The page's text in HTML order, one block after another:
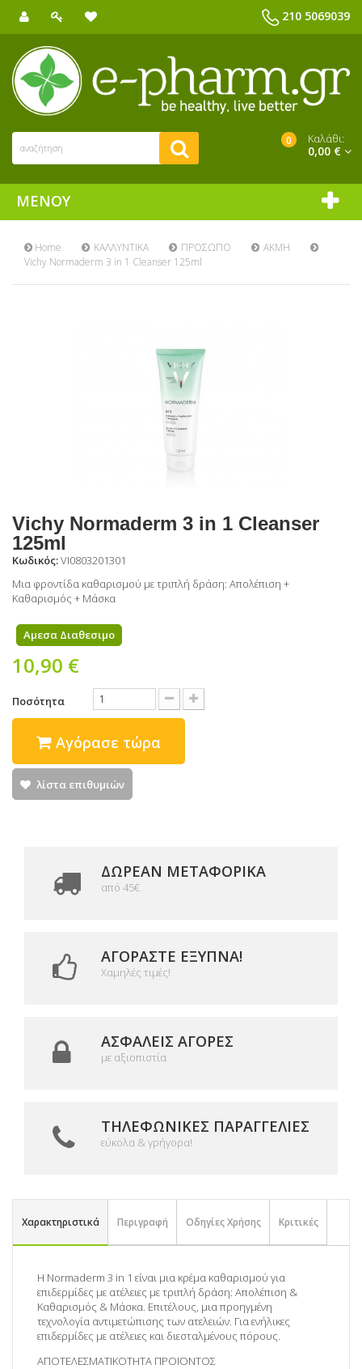
210 5069039
0 Καλάθι:
0,00 €
ΜΕΝΟΎ
Home ΚΑΛΛΥΝΤΙΚΑ ΠΡΟΣΩΠΟ
ΑΚΜΗ
Vichy Normaderm 3 in 1 Cleanser 125ml
Vichy Normaderm 3 in 1 Cleanser
125ml
Κωδικός:VI0803201301
Μια φροντίδα καθαρισμού με τριπλή δράση: Απολέπιση +
Καθαρισμός + Μάσκα
Αμεσα Διαθεσιμο
10,90 €
Ποσότητα
Αγόρασε τώρα
λίστα επιθυμιών
ΔΩΡΕΑΝ ΜΕΤΑΦΟΡΙΚΆ
από 45€
ΑΓΟΡΆΣΤΕ ΈΞΥΠΝΑ!
Χαμηλές τιμές!
ΑΣΦΑΛΕΊΣ ΑΓΟΡΈΣ
με αξιοπιστία
ΤΗΛΕΦΩΝΙΚΈΣ ΠΑΡΑΓΓΕΛΊΕΣ
εύκολα & γρήγορα!
Χαρακτηριστικά Περιγραφή Οδηγίες Χρήσης Κριτικές
Η Normaderm 3 in 1 είναι μια κρέμα καθαρισμού για
επιδερμίδες με ατέλειες με τριπλή δράση: Απολέπιση &
Καθαρισμός & Μάσκα. Επιτέλους, μια προηγμένη
τεχνολογία αντιμετώπισης των ατελειών. Για ενήλικες
επιδερμίδες με ατέλειες και διεσταλμένους πόρους.
ΑΠΟΤΕΛΕΣΜΑΤΙΚΟΤΗΤΑ ΠΡΟΪΟΝΤΟΣ